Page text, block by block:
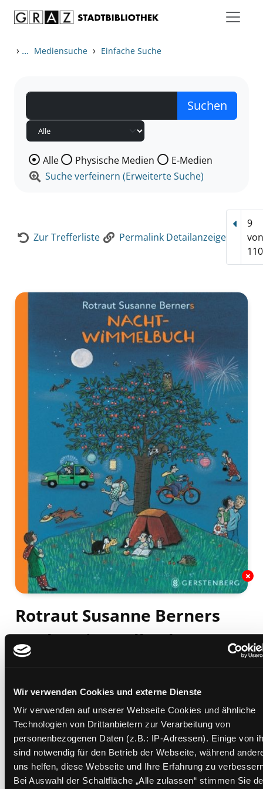
Wir verwenden Cookies und externe Dienste
Wir verwenden auf unserer Webseite Cookies und ähnliche
Technologien von Drittanbietern zur Verarbeitung von
personenbezogenen Daten (z.B.: IP-Adressen). Einige von
sind notwendig für den Betrieb der Webseite, während
uns helfen, diese Webseite und Ihre Erfahrung zu
Bei Auswahl der Schaltfläche „Alle zulassen“ stimmen Sie
› ... Mediensuche › Einfache Suche
Wählen Sie die Medienart nach der Sie suchen wollen.
Alle Physische Medien
E-Medien
Suche verfeinern (Erweiterte Suche)
Zur Trefferliste Permalink Detailanzeige
9
von
110
Rotraut Susanne Berners
Nacht-Wimmelbuch
Mediengruppe:
Beschreibung ein-/ausblenden
Mehr Informationen ein-/ausblenden
Exemplare